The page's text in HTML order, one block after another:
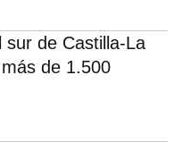
sur de Castilla-La
de 1.500